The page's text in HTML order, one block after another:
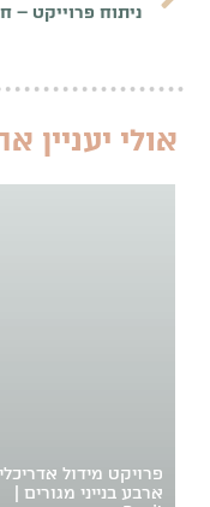
אולי יעניין
פרויקט מידול
ארבע בנייני מגורים |